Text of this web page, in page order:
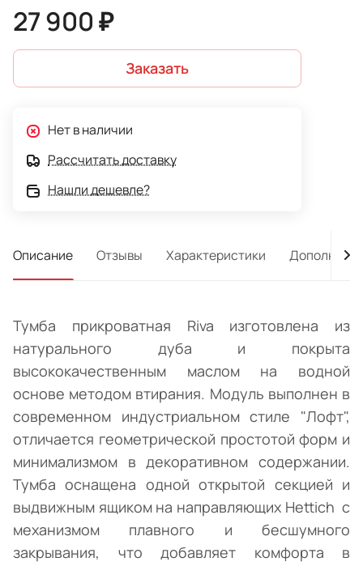
27 900 ₽
Заказать
Нет в наличии
Рассчитать доставку
Нашли дешевле?
Описание Отзывы Характеристики
Тумба прикроватная Riva изготовлена из
натурального дуба и покрыта
высококачественным маслом на водной
основе методом втирания. Модуль выполнен в
современном индустриальном стиле "Лофт",
отличается геометрической простотой форм и
минимализмом в декоративном содержании.
Тумба оснащена одной открытой секцией и
выдвижным ящиком на направляющих Hettich с
механизмом плавного и бесшумного
закрывания, что добавляет комфорта в